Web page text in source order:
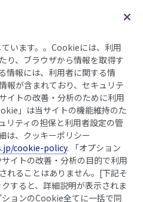
時期もあ
して
います。。Cookieには、利用
り、ブラウザから情報を取得す
情報には、利用者に関する情
報が含まれており、セキュリテ
イトの改善・分析のために利用
」は当サイトの機能維持のた
リティの担保と利用者設定の管
は、クッキーポリシー
cookie-policy. 「オプション
イトの改善・分析の目的で利用
れることはありません。[下記そ
すると、詳細説明が表示されま
ョンのCookie全てに一括で同